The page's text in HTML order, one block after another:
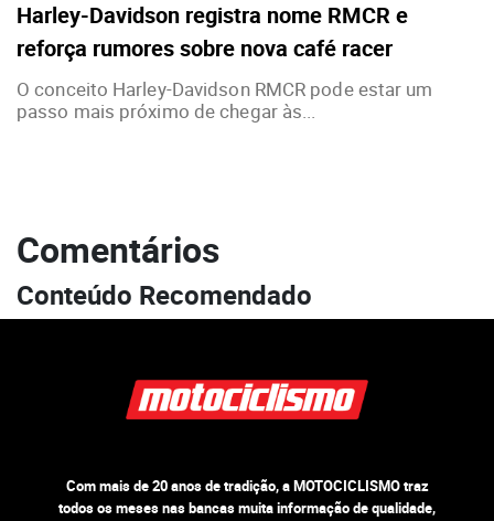
Harley-Davidson registra nome RMCR e
reforça rumores sobre nova café racer
O conceito Harley-Davidson RMCR pode estar um
passo mais próximo de chegar às...
Comentários
Conteúdo Recomendado
Com mais de 20 anos de tradição, a MOTOCICLISMO traz
todos os meses nas bancas muita informação de qualidade,